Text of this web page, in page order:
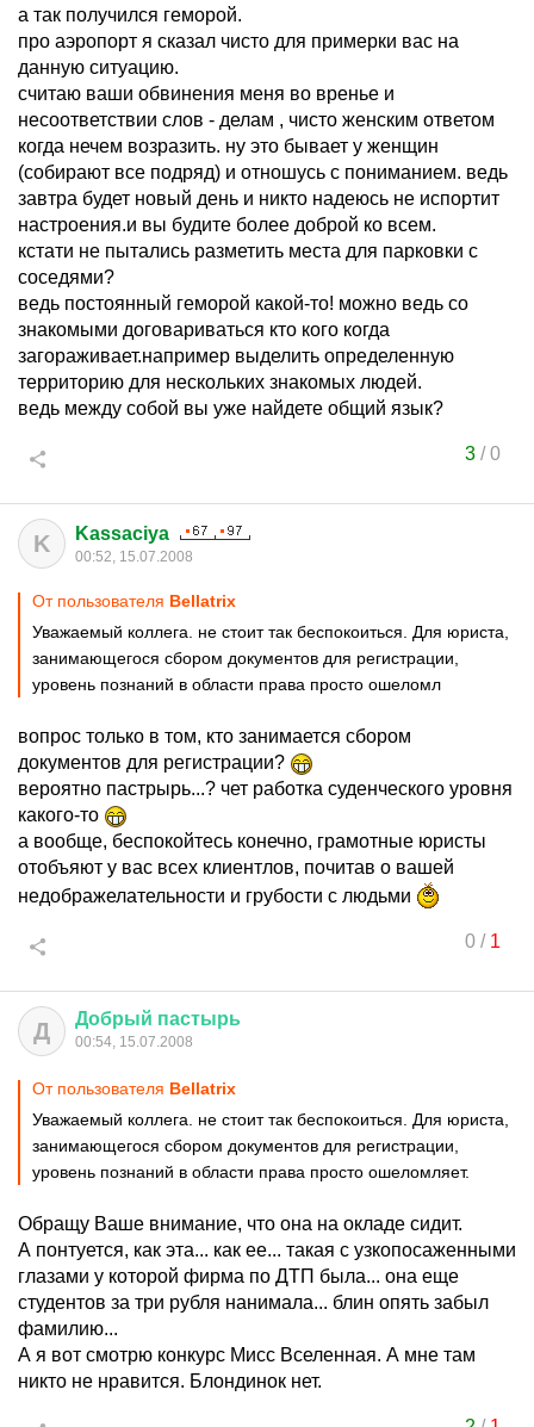
а так получился геморой.
про аэропорт я сказал чисто для примерки вас на
данную ситуацию.
считаю ваши обвинения меня во вренье и
несоответствии слов - делам , чисто женским ответом
когда нечем возразить. ну это бывает у женщин
(собирают все подряд) и отношусь с пониманием. ведь
завтра будет новый день и никто надеюсь не испортит
настроения.и вы будите более доброй ко всем.
кстати не пытались разметить места для парковки с
соседями?
ведь постоянный геморой какой-то! можно ведь со
знакомыми договариваться кто кого когда
загораживает.например выделить определенную
территорию для нескольких знакомых людей.
ведь между собой вы уже найдете общий язык?
3/0
K Kassaciya
00:52, 15.07.2008
От пользователя Bellatrix
Уважаемый коллега. не стоит так беспокоиться. Для юриста,
занимающегося сбором документов для регистрации,
уровень познаний в области права просто ошеломл
вопрос только в том, кто занимается сбором
документов для регистрации?
вероятно пастрырь...? чет работка суденческого уровня
какого-то
а вообще, беспокойтесь конечно, грамотные юристы
отобъяют у вас всех клиентлов, почитав о вашей
недображелательности и грубости с людьми
0/ 1
Д Добрый пастырь
00:54, 15.07.2008
От пользователя Bellatrix
Уважаемый коллега. не стоит так беспокоиться. Для юриста,
занимающегося сбором документов для регистрации,
уровень познаний в области права просто ошеломляет.
Обращу Ваше внимание, что она на окладе сидит.
А понтуется, как эта... как ее... такая с узкопосаженными
глазами у которой фирма по ДТП была... она еще
студентов за три рубля нанимала... блин опять забыл
фамилию...
А я вот смотрю конкурс Мисс Вселенная. А мне там
никто не нравится. Блондинок нет.